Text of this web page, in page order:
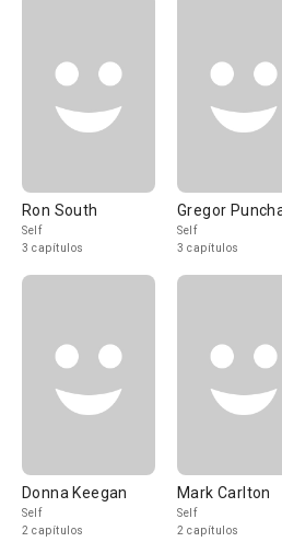
Ron South
Self
3 capítulos
Gregor
Self
3 capítulos
Donna Keegan
Self
2 capítulos
Mark Carlton
Self
2 capítulos